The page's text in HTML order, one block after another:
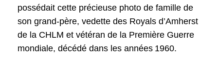
possédait cette précieuse photo de famille de
son grand-père, vedette des Royals d’Amherst
de la CHLM et vétéran de la Première Guerre
mondiale, décédé dans les années 1960.